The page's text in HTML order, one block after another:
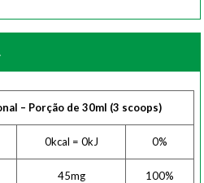
– Porção de 30ml (3 scoops)
0kcal = 0kJ 0%
45mg 100%